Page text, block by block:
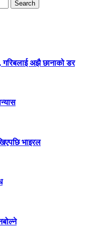
गरिबलाई अझै छानाको डर
भाइरल